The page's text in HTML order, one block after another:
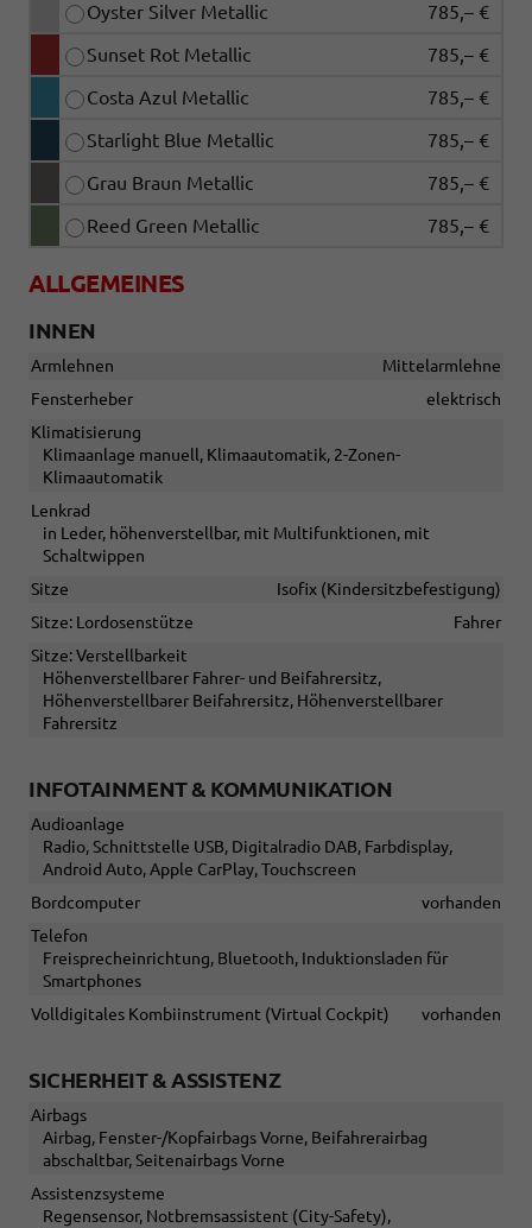
Oyster Silver Metallic
785,– €
Sunset Rot Metallic
785,– €
Costa Azul Metallic
785,– €
Starlight Blue Metallic
785,– €
Grau Braun Metallic
785,– €
Reed Green Metallic
785,– €
ALLGEMEINES
INNEN
Armlehnen
Mittelarmlehne
Fensterheber
elektrisch
Klimatisierung
Klimaanlage manuell, Klimaautomatik, 2-Zonen-
Klimaautomatik
Lenkrad
in Leder, höhenverstellbar, mit Multifunktionen, mit
Schaltwippen
Sitze
Isofix (Kindersitzbefestigung)
Sitze: Lordosenstütze
Fahrer
Sitze: Verstellbarkeit
Höhenverstellbarer Fahrer- und Beifahrersitz,
Höhenverstellbarer Beifahrersitz, Höhenverstellbarer
Fahrersitz
INFOTAINMENT & KOMMUNIKATION
Audioanlage
Radio, Schnittstelle USB, Digitalradio DAB, Farbdisplay,
Android Auto, Apple CarPlay, Touchscreen
Bordcomputer
vorhanden
Telefon
Freisprecheinrichtung, Bluetooth, Induktionsladen für
Smartphones
Volldigitales Kombiinstrument (Virtual Cockpit)
vorhanden
SICHERHEIT & ASSISTENZ
Airbags
Airbag, Fenster-/Kopfairbags Vorne, Beifahrerairbag
abschaltbar, Seitenairbags Vorne
Assistenzsysteme
Regensensor, Notbremsassistent (City-Safety),